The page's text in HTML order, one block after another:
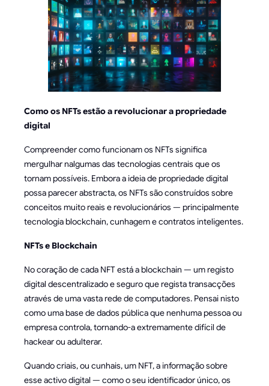
Como os NFTs estão a revolucionar a propriedade
digital
Compreender como funcionam os NFTs significa
mergulhar nalgumas das tecnologias centrais que os
tornam possíveis. Embora a ideia de propriedade digital
possa parecer abstracta, os NFTs são construídos sobre
conceitos muito reais e revolucionários — principalmente
tecnologia blockchain, cunhagem e contratos inteligentes.
NFTs e Blockchain
No coração de cada NFT está a blockchain — um registo
digital descentralizado e seguro que regista transacções
através de uma vasta rede de computadores. Pensai nisto
como uma base de dados pública que nenhuma pessoa ou
empresa controla, tornando-a extremamente difícil de
hackear ou adulterar.
Quando criais, ou cunhais, um NFT, a informação sobre
esse activo digital — como o seu identificador único, os